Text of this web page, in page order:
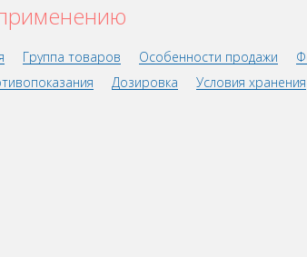
Группа товаров Особенности продажи
Дозировка Условия хранения